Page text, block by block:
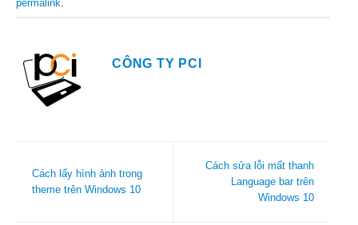
permalink
CÔNG TY PCI
Cách lấy hình ảnh trong
theme trên Windows 10
Cách sửa lỗi mất thanh
Language bar trên
Windows 10